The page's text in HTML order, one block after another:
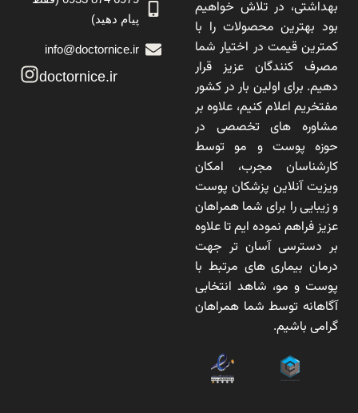
بهداشتی، در تلاش خواهیم
بود بهترین محصولات را با
کمترین قیمت در اختیار شما
مصرف کنندگان عزیز قرار
دهیم. برای اولین بار در کشور
مفتخریم اعلام کنیم، علاوه بر
مشاوره های تخصصی در
حوزه پوست و مو توسط
کارشناسان مجرب، امکان
ویزیت آنلاین پزشکان پوست
و زیبایی را برای شما همراهان
عزیز فراهم نموده ایم تا علاوه
بر دسترسی آسان تر جهت
درمان بیماری های مرتبط با
پوست و مو، شاهد انتخابی
آگاهانه توسط شما همراهان
گرامی باشیم.
پیام دهید)
info@doctornice.ir
doctornice.ir